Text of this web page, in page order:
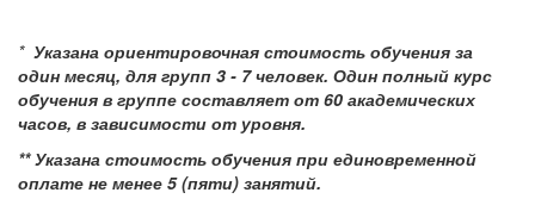
* Указана ориентировочная стоимость обучения за
один месяц, для групп 3 - 7 человек. Один полный курс
обучения в группе составляет от 60 академических
часов, в зависимости от уровня.
** Указана стоимость обучения при единовременной
оплате не менее 5 (пяти) занятий.